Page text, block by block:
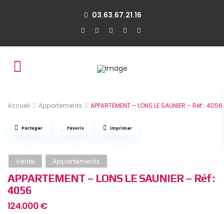
03.63.67.21.16
Accueil Appartements APPARTEMENT – LONS LE SAUNIER – Réf : 4056
Vente Appartements
APPARTEMENT – LONS LE SAUNIER – Réf :
4056
124.000 €
Partager Favoris Imprimer